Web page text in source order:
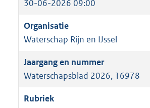
30-06-2026 09:00
Waterschap Rijn en IJssel
Waterschapsblad 2026, 16978